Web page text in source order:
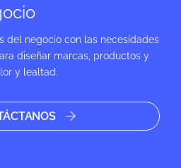
del negocio con las necesidades
diseñar marcas, productos y
y lealtad.